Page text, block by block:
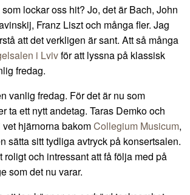
lockar oss hit? Jo, det är Bach, John
Franz Liszt och många fler. Jag
att det verkligen är sant. Att så många
i Lvivför att lyssna på klassisk
fredag.
vanlig fredag. För det är nu som
ta ett nytt andetag. Taras Demko och
hjärnorna bakomCollegium Musicum,
sätta sitt tydliga avtryck på konsertsalen.
roligt och intressant att få följa med på
som det nu varar.